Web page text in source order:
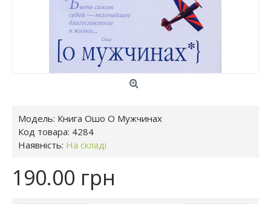
Модель: Книга Ошо О Мужчинах
Код товара: 4284
Наявність: На складі
190.00 грн